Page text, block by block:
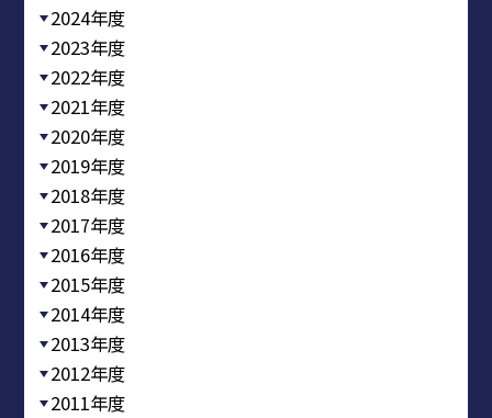
2024年度
2023年度
2022年度
2021年度
2020年度
2019年度
2018年度
2017年度
2016年度
2015年度
2014年度
2013年度
2012年度
2011年度